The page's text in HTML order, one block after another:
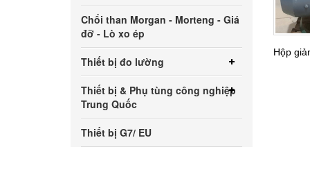
Hộp
Chổi than Morgan - Morteng - Giá
đỡ - Lò xo ép
Thiết bị đo lường
Thiết bị & Phụ tùng công nghiệp
Trung Quốc
Thiết bị G7/ EU